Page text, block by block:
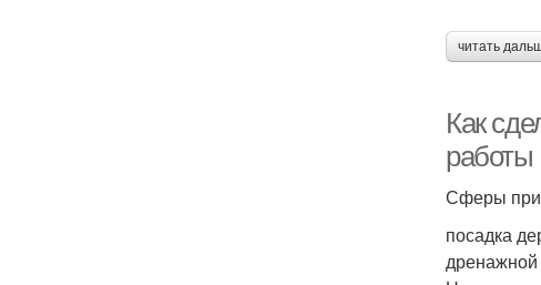
читать
Как
работы
Сферы
посадка
дренажной